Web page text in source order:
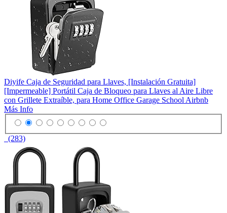
Diyife Caja de Seguridad para Llaves, [Instalación Gratuita]
[Impermeable] Portátil Caja de Bloqueo para Llaves al Aire Libre
con Grillete Extraíble, para Home Office Garage School Airbnb
Más Info
(283)